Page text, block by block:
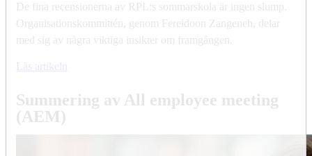
De fina recensionerna av RPL:s sommarskola är ingen slump.
Organisationskommittén, genom Fereidoon Zangeneh, delar
med sig av några viktiga insikter om framgången.
Läs artikeln
Summering av All employee meeting
(AEM)